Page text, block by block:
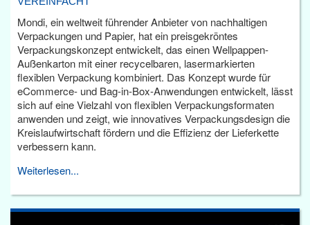
Mondi, ein weltweit führender Anbieter von nachhaltigen
Verpackungen und Papier, hat ein preisgekröntes
Verpackungskonzept entwickelt, das einen Wellpappen-
Außenkarton mit einer recycelbaren, lasermarkierten
flexiblen Verpackung kombiniert. Das Konzept wurde für
eCommerce- und Bag-in-Box-Anwendungen entwickelt, lässt
sich auf eine Vielzahl von flexiblen Verpackungsformaten
anwenden und zeigt, wie innovatives Verpackungsdesign die
Kreislaufwirtschaft fördern und die Effizienz der Lieferkette
verbessern kann.
Weiterlesen...